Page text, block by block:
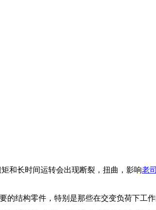
和长时间运转会出现断裂，扭曲，影响老
件，特别是那些在交变负荷下工作的连杆